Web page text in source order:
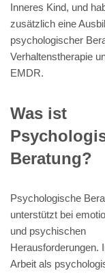
Inneres Kind, und
zusätzlich eine
psychologischer
Verhaltenstherapie
EMDR.
Was ist
Beratung?
Psychologische
unterstützt bei
und psychischen
Herausforderungen.
Arbeit als